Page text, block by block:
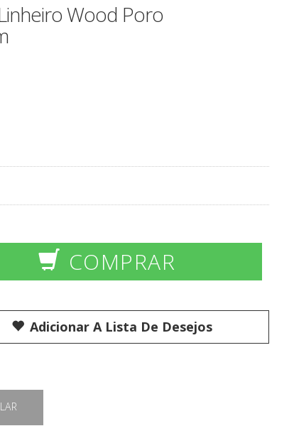
Wood Poro
COMPRAR
Adicionar A Lista De Desejos